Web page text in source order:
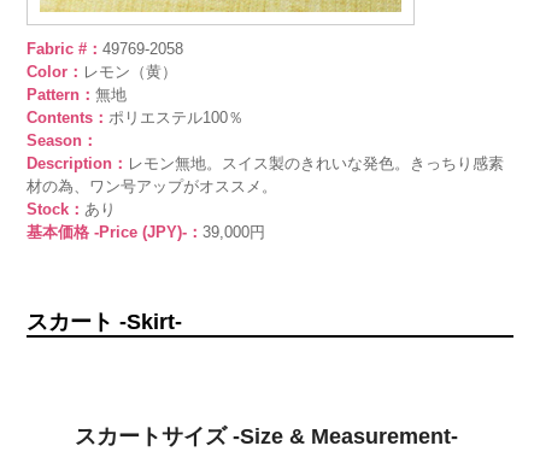
Fabric #：49769-2058
Color： レモン（黄）
Pattern：無地
Contents：ポリエステル100％
Season：
Description： レモン無地。スイス製のきれいな発色。きっちり感素
材の為、ワン号アップがオススメ。
Stock：あり
基本価格 -Price (JPY)-：39,000円
スカート -Skirt-
スカートサイズ -Size & Measurement-